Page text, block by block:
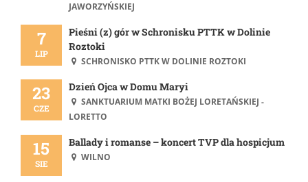
JAWORZYŃSKIEJ
7
LIP
Pieśni (z) gór w Schronisku PTTK w Dolinie
Roztoki
SCHRONISKO PTTK W DOLINIE ROZTOKI
23
CZE
Dzień Ojca w Domu Maryi
SANKTUARIUM MATKI BOŻEJ LORETAŃSKIEJ -
LORETTO
15
SIE
Ballady i romanse – koncert TVP dla hospicjum
WILNO